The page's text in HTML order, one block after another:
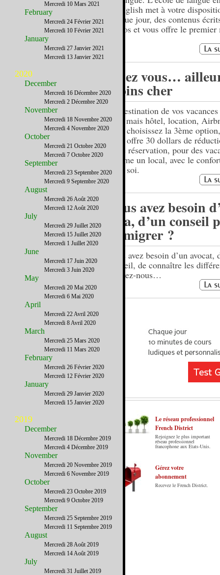
Gymglish met à votre
chaque jour, des contenus
audios et vous offre le
Chez vous…
moins cher
La destination de vos
Oui, mais hôtel, location,
vous choisissez la 3ème
vous offre 30 dollars de
votre réservation, pour des
comme un local, avec le
chez soi.
Vous avez besoin
visa, d’un conseil
immigrer ?
Vous avez besoin d’un avocat,
conseil, de connaître les
écrivez-nous…
Le French District est le premier guide sur
internet en Français sur les Etats-Unis.
Notre principe : Le meilleur des Etats-Unis
par ceux qui y vivent.
Le réseau professionnel
French District
Rejoignez le plus important
réseau professionnel
francophone aux Etats-Unis.
Gérez votre
abonnement
Recevez le French District.
Mercredi 10 Mars 2021
February
Mercredi 24 Février 2021
Mercredi 10 Février 2021
January
Mercredi 27 Janvier 2021
Mercredi 13 Janvier 2021
2020
December
Mercredi 16 Décembre 2020
Mercredi 2 Décembre 2020
November
Mercredi 18 Novembre 2020
Mercredi 4 Novembre 2020
October
Mercredi 21 Octobre 2020
Mercredi 7 Octobre 2020
September
Mercredi 23 Septembre 2020
Mercredi 9 Septembre 2020
August
Mercredi 26 Août 2020
Mercredi 12 Août 2020
July
Mercredi 29 Juillet 2020
Mercredi 15 Juillet 2020
Mercredi 1 Juillet 2020
June
Mercredi 17 Juin 2020
Mercredi 3 Juin 2020
May
Mercredi 20 Mai 2020
Mercredi 6 Mai 2020
April
Mercredi 22 Avril 2020
Mercredi 8 Avril 2020
March
Mercredi 25 Mars 2020
Mercredi 11 Mars 2020
February
Mercredi 26 Février 2020
Mercredi 12 Février 2020
January
Mercredi 29 Janvier 2020
Mercredi 15 Janvier 2020
2019
December
Mercredi 18 Décembre 2019
Mercredi 4 Décembre 2019
November
Mercredi 20 Novembre 2019
Mercredi 6 Novembre 2019
October
Mercredi 23 Octobre 2019
Mercredi 9 Octobre 2019
September
Mercredi 25 Septembre 2019
Mercredi 11 Septembre 2019
August
Mercredi 28 Août 2019
Mercredi 14 Août 2019
July
Mercredi 31 Juillet 2019